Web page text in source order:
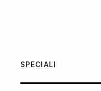
SPECIALI